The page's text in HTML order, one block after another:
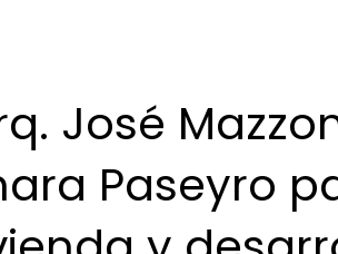
José
Paseyro